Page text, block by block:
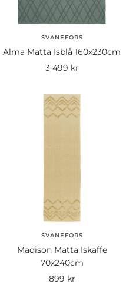
SVANEFORS
Alma Matta Isblå 160x230cm
Rea-
3 499 kr
SVANEFORS
Madison Matta Iskaffe
70x240cm
Rea-
899 kr